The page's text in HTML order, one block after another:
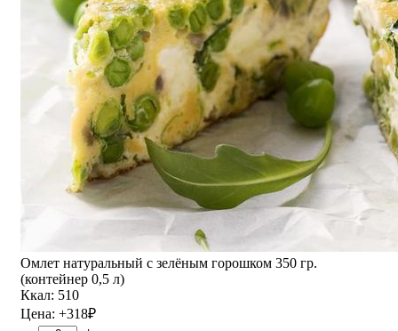
Омлет натуральный с зелёным горошком 350 гр.
(контейнер 0,5 л)
Ккал: 510
Цена: +318₽